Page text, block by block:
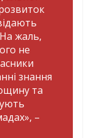
На жаль,
не
знання
та
», –